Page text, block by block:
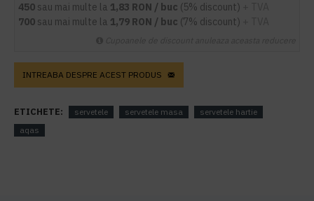
450 sau mai multe la 1,83 RON / buc (5% discount)
700 sau mai multe la 1,79 RON / buc (7% discount)
INTREABA DESPRE ACEST PRODUS
ETICHETE: servetele servetele masa
servetele hartie
aqas